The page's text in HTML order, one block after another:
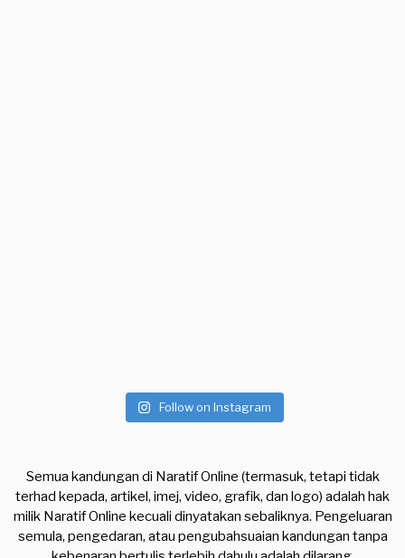
Follow on Instagram
Semua kandungan di Naratif Online (termasuk, tetapi tidak
terhad kepada, artikel, imej, video, grafik, dan logo) adalah hak
milik Naratif Online kecuali dinyatakan sebaliknya. Pengeluaran
semula, pengedaran, atau pengubahsuaian kandungan tanpa